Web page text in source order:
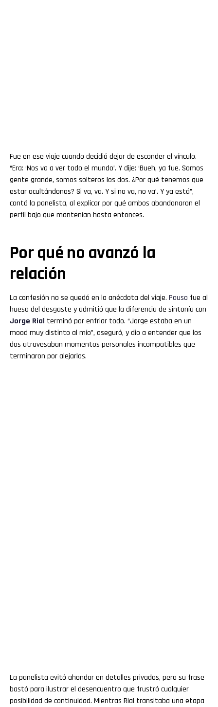
Fue en ese viaje cuando decidió dejar de esconder el vínculo.
“Era: ‘Nos va a ver todo el mundo’. Y dije: ‘Bueh, ya fue. Somos
gente grande, somos solteros los dos. ¿Por qué tenemos que
estar ocultándonos? Si va, va. Y si no va, no va’. Y ya está”,
contó la panelista, al explicar por qué ambos abandonaron el
perfil bajo que mantenían hasta entonces.
Por qué no avanzó la
relación
La confesión no se quedó en la anécdota del viaje. Pouso fue al
hueso del desgaste y admitió que la diferencia de sintonía con
Jorge Rial terminó por enfriar todo. “Jorge estaba en un
mood muy distinto al mío”, aseguró, y dio a entender que los
dos atravesaban momentos personales incompatibles que
terminaron por alejarlos.
La panelista evitó ahondar en detalles privados, pero su frase
bastó para ilustrar el desencuentro que frustró cualquier
posibilidad de continuidad. Mientras Rial transitaba una etapa